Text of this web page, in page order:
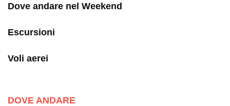
Dove andare nel Weekend
Escursioni
Voli aerei
DOVE ANDARE